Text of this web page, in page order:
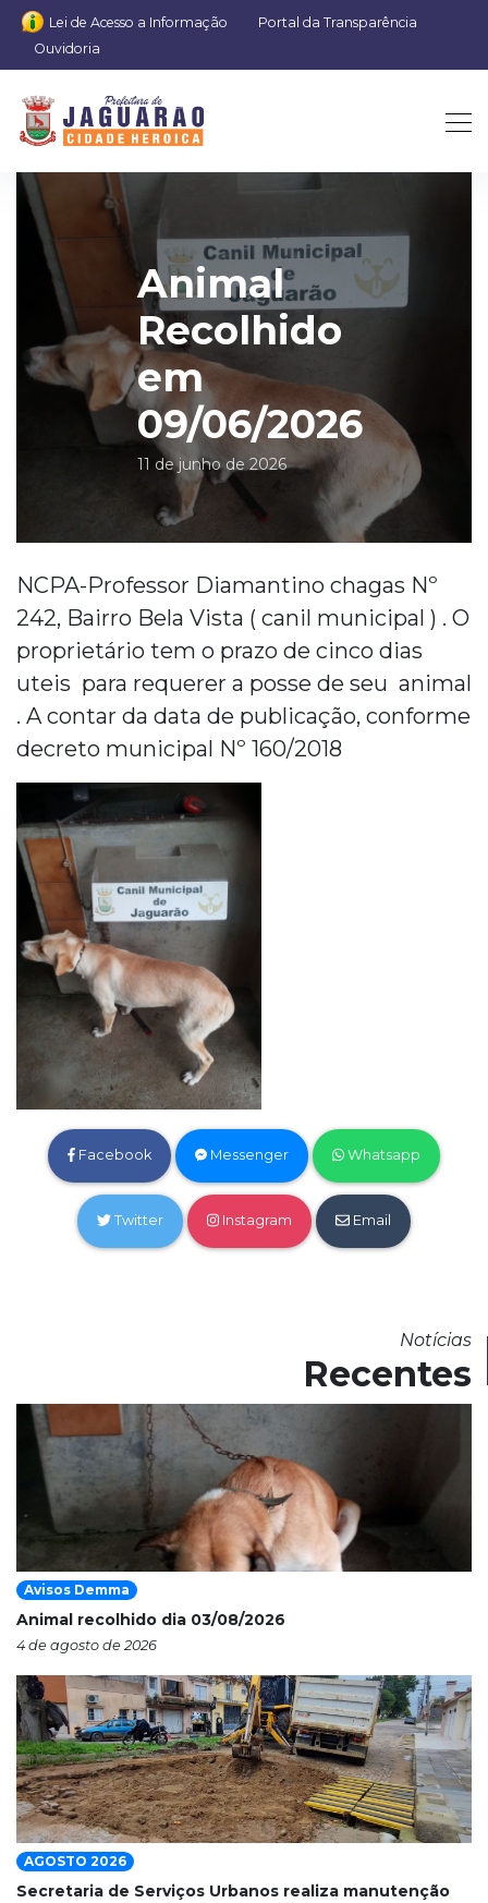
Lei de Acesso a Informação
Portal da Transparência
Ouvidoria
Animal
Recolhido
em
09/06/2026
11 de junho de 2026
NCPA-Professor Diamantino chagas Nº
242, Bairro Bela Vista ( canil municipal ) . O
proprietário tem o prazo de cinco dias
uteis para requerer a posse de seu animal
. A contar da data de publicação, conforme
decreto municipal Nº 160/2018
Facebook Messenger Whatsapp
Twitter Instagram Email
Notícias
Recentes
Avisos Demma
Animal recolhido dia 03/08/2026
4 de agosto de 2026
AGOSTO 2026
Secretaria de Serviços Urbanos realiza manutenção